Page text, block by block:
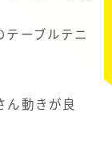
ーブルテニ
ん動きが良